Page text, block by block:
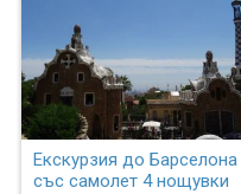
Екскурзия до Барселона
със самолет 4 нощувки